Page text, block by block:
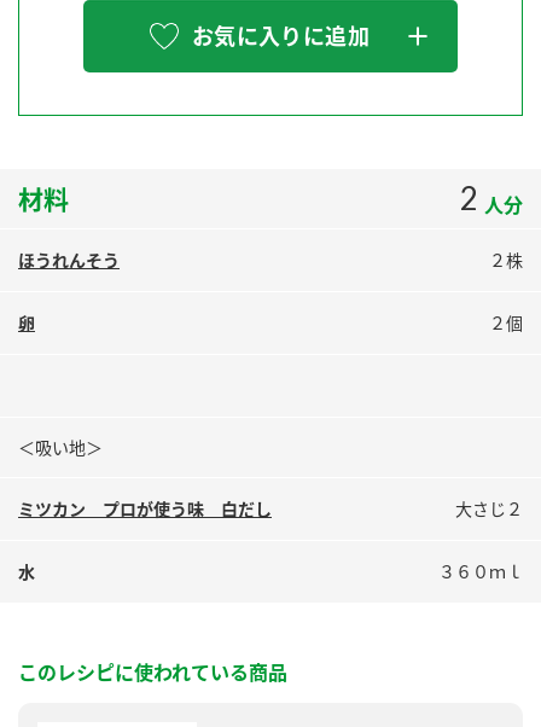
Fibee
スペシャルサイト
お酢を知ろう！
すしラボ
納豆の豆知識
よくあるご質問
ミツカン公式通販
お気に入りに追加
材料 2 人分
ほうれんそう ２株
卵 ２個
＜吸い地＞
ミツカン プロが使う味 白だし 大さじ２
水 ３６０ｍｌ
このレシピに使われている商品